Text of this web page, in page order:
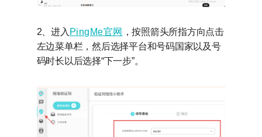
2、进入 PingMe官网
，按照箭头所指方向点击
左边菜单栏，然后选择平台和号码国家以及号
码时长以后选择“下一步”。